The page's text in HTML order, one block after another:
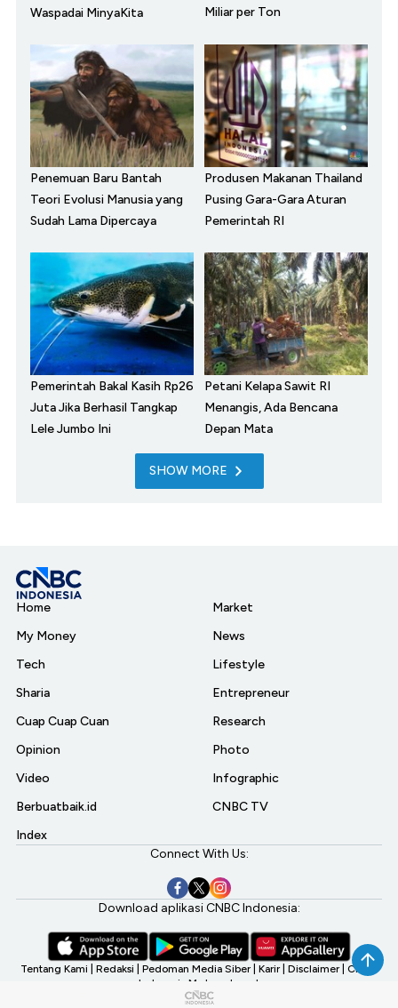
Waspadai MinyaKita
Miliar per Ton
Penemuan Baru Bantah
Teori Evolusi Manusia yang
Sudah Lama Dipercaya
Produsen Makanan Thailand
Pusing Gara-Gara Aturan
Pemerintah RI
Pemerintah Bakal Kasih Rp26
Juta Jika Berhasil Tangkap
Lele Jumbo Ini
Petani Kelapa Sawit RI
Menangis, Ada Bencana
Depan Mata
SHOW MORE
Home
My Money
Tech
Sharia
Cuap Cuap Cuan
Opinion
Video
Berbuatbaik.id
Index
Market
News
Lifestyle
Entrepreneur
Research
Photo
Infographic
CNBC TV
Connect With Us:
Download aplikasi CNBC Indonesia:
Tentang Kami Redaksi Pedoman Media Siber Karir Disclaimer CNBC
Indonesia My Investment
©2026 CNBC Indonesia, A Transmedia Company